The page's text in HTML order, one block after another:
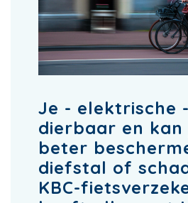
Je - elektrische
dierbaar en
beter
diefstal of
KBC-